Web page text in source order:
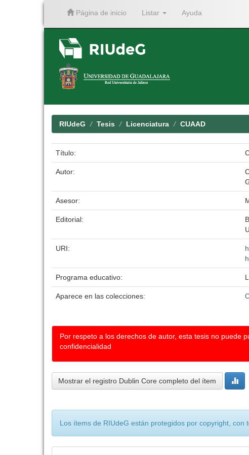
Página de inicio Listar Ayuda
RIUdeG Tesis Licenciatura CUAAD
Título:
Autor:
Asesor:
Editorial:
URI:
Programa educativo:
Aparece en las colecciones:
Por respeto a los derechos de autor, esta tesis no puede
confidencialidad
Mostrar el registro Dublin Core completo del ítem
Los ítems de RIUdeG están protegidos por copyright,